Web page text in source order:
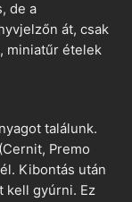
de a
át, csak
miniatűr ételek
találunk.
Premo
Kibontás után
kell gyúrni. Ez